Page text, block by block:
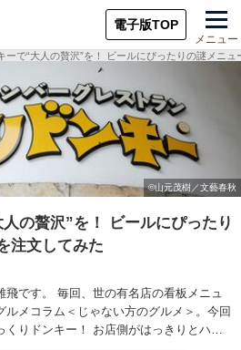
電子版TOP
メニュー
ーで“大人の贅沢”を！ ビールにぴったりの謎メニ
の贅沢”を！ ビールにぴったり
注文してみた
です。 毎回、世の有名店の看板メニュ
ルメコラム＜じゃない方のグルメ＞。今回
くりドンキー！ お店側がはっきりとハン